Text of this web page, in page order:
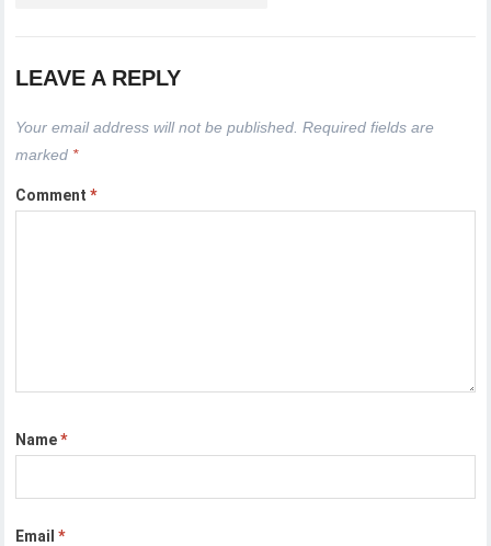
LEAVE A REPLY
Your email address will not be published. Required fields are
marked *
Comment*
Name*
Email*